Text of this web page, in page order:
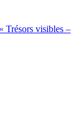
« Trésors visibles –